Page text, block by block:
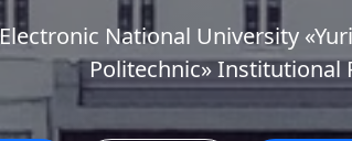
National University
Politechnic» Institutional